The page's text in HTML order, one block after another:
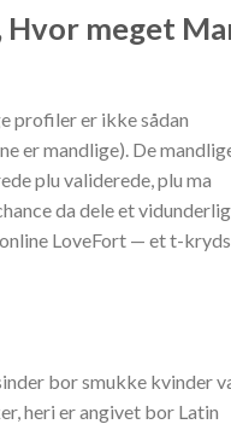
Hvor meget
profiler er ikke sådan
er mandlige). De
plu validerede, plu ma
da dele et
LoveFort — et t-kryds
bor smukke kvinder
heri er angivet bor Latin